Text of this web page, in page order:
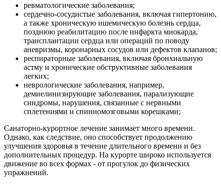
ревматологические заболевания;
сердечно-сосудистые заболевания, включая гипертонию,
а также хроническую ишемическую болезнь сердца,
позднюю реабилитацию после инфаркта миокарда,
трансплантации сердца или операций по поводу
аневризмы, коронарных сосудов или дефектов клапанов;
респираторные заболевания, включая бронхиальную
астму и хронические обструктивные заболевания
легких;
неврологические заболевания, например,
демиелинизирующие заболевания, парализующие
синдромы, нарушения, связанные с нервными
сплетениями и спинномозговыми корешками;
Санаторно-курортное лечение занимает много времени.
Однако, как следствие, оно способствует продолжению
улучшения здоровья в течение длительного времени и без
дополнительных процедур. На курорте широко используется
движение во всех формах - от прогулок до физических
упражнений.